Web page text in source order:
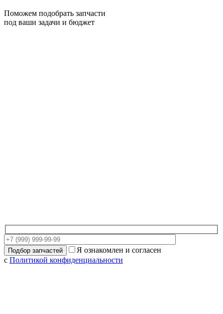
Поможем подобрать запчасти
под ваши задачи и бюджет
Я ознакомлен и согласен
с Политикой конфиденциальности